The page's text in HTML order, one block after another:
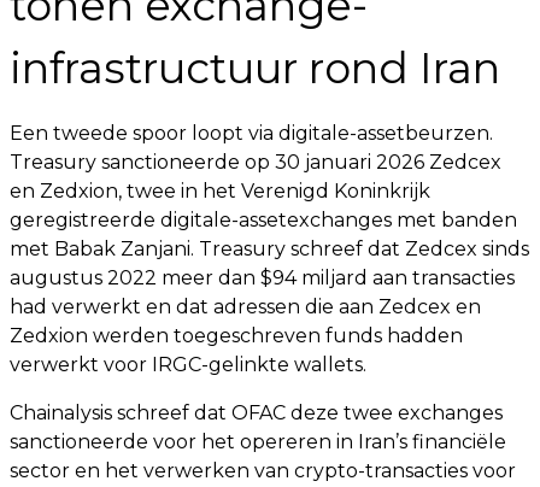
infrastructuur rond Iran
Een tweede spoor loopt via digitale-assetbeurzen.
Treasury sanctioneerde op 30 januari 2026 Zedcex
en Zedxion, twee in het Verenigd Koninkrijk
geregistreerde digitale-assetexchanges met banden
met Babak Zanjani. Treasury schreef dat Zedcex sinds
augustus 2022 meer dan $94 miljard aan transacties
had verwerkt en dat adressen die aan Zedcex en
Zedxion werden toegeschreven funds hadden
verwerkt voor IRGC-gelinkte wallets.
Chainalysis schreef dat OFAC deze twee exchanges
sanctioneerde voor het opereren in Iran’s financiële
sector en het verwerken van crypto-transacties voor